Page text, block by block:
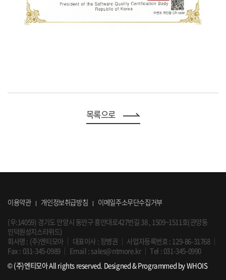
목록으로
이용약관 개인정보취급방침 이메일주소무단수집거부
(우:14059) 경기도 안양시 동안구 흥안대로427번길 38 , 1509~1511호(관양동
인덕원성지스타위드)
회사명 : (주)엔티모아｜ 대표이사 : 장병권 사업자등록번호 : 129-86-31768｜
Fax : 031-345-0989｜ Email : sales@ntmore.kr｜Tel : 031-345-0990
© (주)엔티모아 All rights reserved. Designed & Programmed by WHOIS